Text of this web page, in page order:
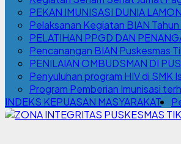
PEKAN IMUNISASI DUNIA
Pelaksanan Kegiatan BIAN
PELATIHAN PPGD DAN
Pencanangan BIAN Puskesmas
PENILAIAN OMBUDSMAN DI
Penyuluhan program HIV di SMK
Program Pemberian Imunisasi
INDEKS KEPUASAN MASYARAKAT